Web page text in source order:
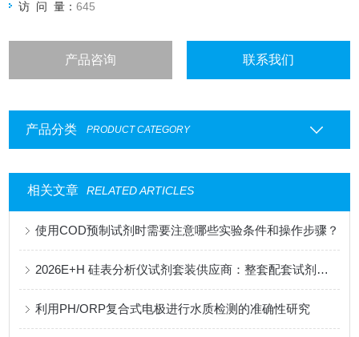
访 问 量：645
产品咨询 联系我们
产品分类 PRODUCT CATEGORY
相关文章 RELATED ARTICLES
使用COD预制试剂时需要注意哪些实验条件和操作步骤？
2026E+H 硅表分析仪试剂套装供应商：整套配套试剂，适配电厂在线监测场景
利用PH/ORP复合式电极进行水质检测的准确性研究